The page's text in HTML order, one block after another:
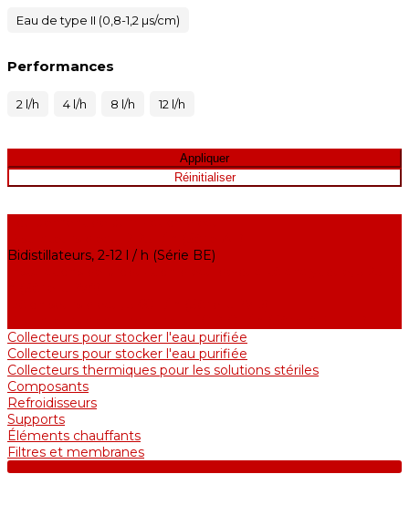
Eau de type II (0,8-1,2 µs/cm)
Performances
2 l/h 4 l/h 8 l/h 12 l/h
Bidistillateurs, 2-12 l / h (Série BE)
Collecteurs pour stocker l'eau purifiée
Collecteurs pour stocker l'eau purifiée
Collecteurs thermiques pour les solutions stériles
Composants
Refroidisseurs
Supports
Éléments chauffants
Filtres et membranes